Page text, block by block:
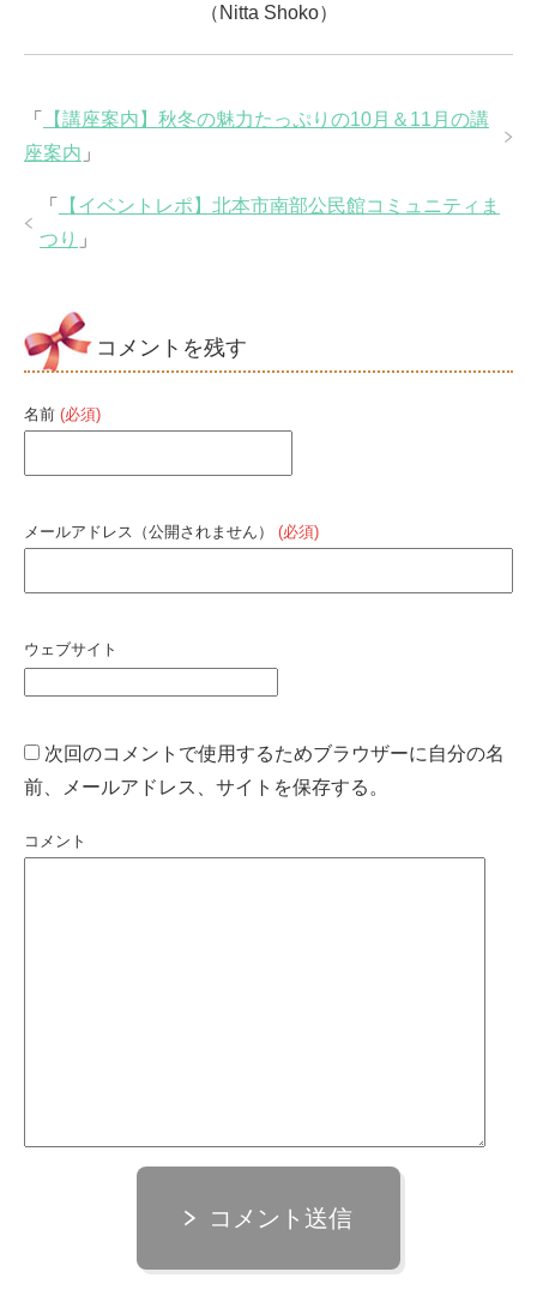
（Nitta Shoko）
「
【講座案内】秋冬の魅力たっぷりの10月＆11月の講
座案内 」
「
【イベントレポ】北本市南部公民館コミュニティま
つり 」
コメントを残す
名前 (必須)
メールアドレス（公開されません） (必須)
ウェブサイト
次回のコメントで使用するためブラウザーに自分の名
前、メールアドレス、サイトを保存する。
コメント
コメント送信